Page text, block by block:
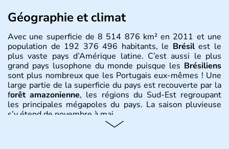
Géographie et climat
Avec une superficie de 8 514 876 km² en 2011 et une
population de 192 376 496 habitants, le Brésilest le
plus vaste pays d’Amérique latine. C’est aussi le plus
grand pays lusophone du monde puisque les Brésiliens
sont plus nombreux que les Portugais eux-mêmes ! Une
large partie de la superficie du pays est recouverte par la
forêt amazonienne, les régions du Sud-Est regroupant
les principales mégapoles du pays. La saison pluvieuse
s’y étend de novembre à mai.